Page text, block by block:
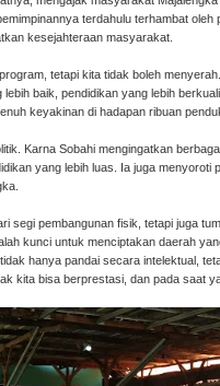
terdahulu terhambat
kesejahteraan masyarakat.
tetapi kita tidak boleh
baik, pendidikan yang lebih
keyakinan di hadapan ribuan
Karna Sobahi mengingatkan
yang lebih luas. Ia juga menyoroti
segi pembangunan fisik, tetapi juga
kunci untuk menciptakan daerah
hanya pandai secara intelektual,
kita bisa berprestasi, dan pada saat